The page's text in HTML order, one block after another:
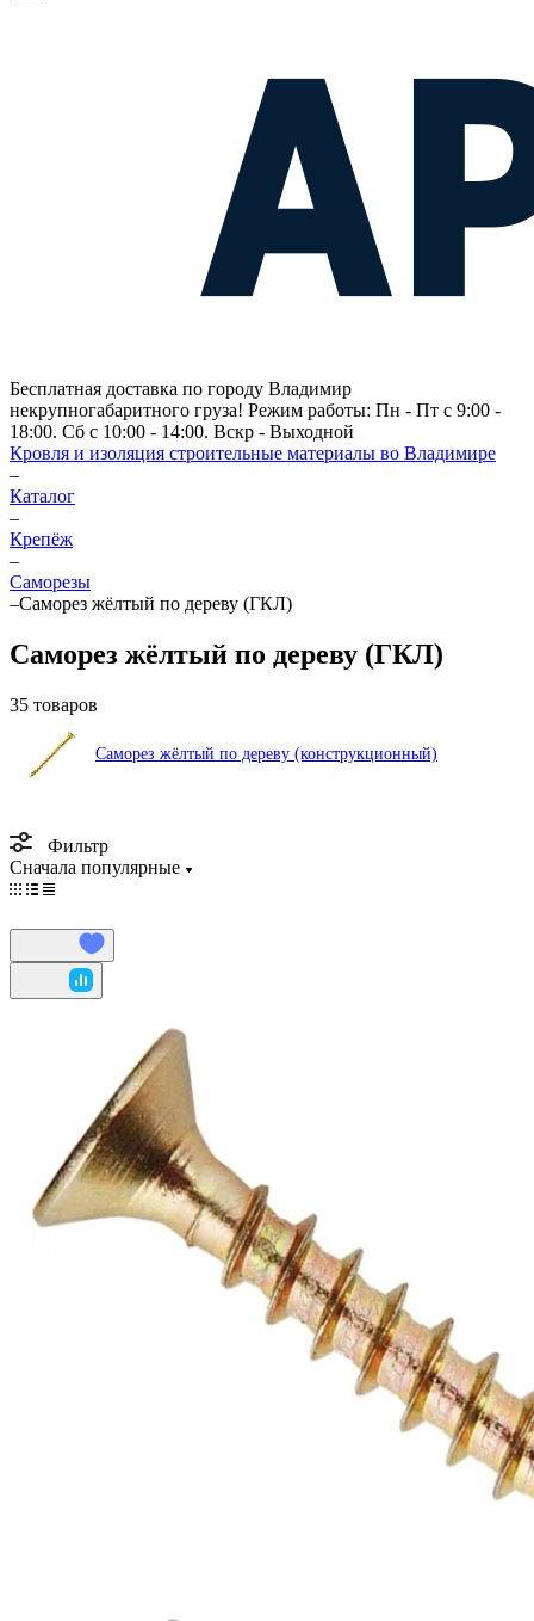
Бесплатная доставка по городу Владимир
некрупногабаритного груза! Режим работы: Пн - Пт с 9:00 -
18:00. Сб с 10:00 - 14:00. Вскр - Выходной
Кровля и изоляция строительные материалы во Владимире
–
Каталог
–
Крепёж
–
Саморезы
–Саморез жёлтый по дереву (ГКЛ)
Саморез жёлтый по дереву (ГКЛ)
35 товаров
Саморез жёлтый по дереву (конструкционный)
Фильтр
Сначала популярные